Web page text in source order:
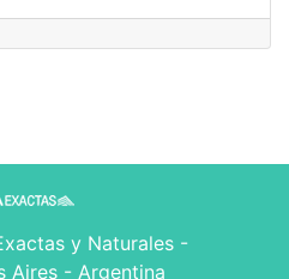
y Naturales -
Aires - Argentina